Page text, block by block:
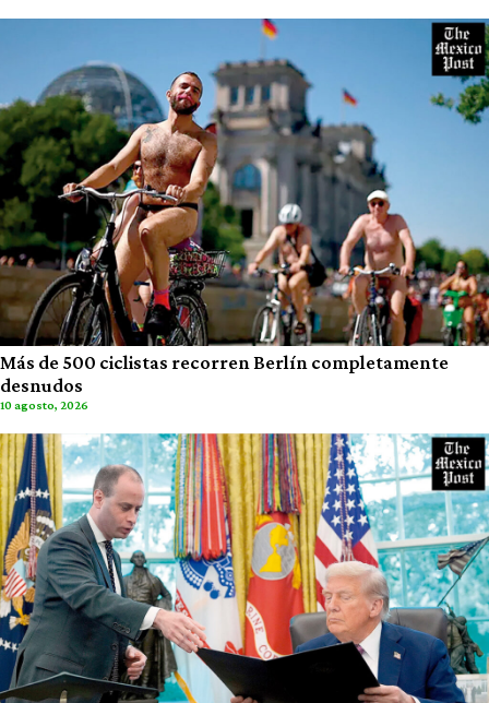
Más de 500 ciclistas recorren Berlín completamente
desnudos
10 agosto, 2026